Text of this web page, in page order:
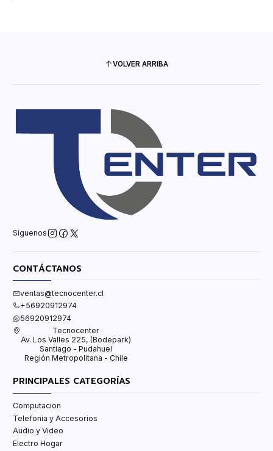
VOLVER ARRIBA
Síguenos
CONTÁCTANOS
ventas@tecnocenter.cl
+56920912974
56920912974
Tecnocenter
Av. Los Valles 225, (Bodepark)
Santiago - Pudahuel
Región Metropolitana - Chile
PRINCIPALES CATEGORÍAS
Computacion
Telefonia y Accesorios
Audio y Video
Electro Hogar